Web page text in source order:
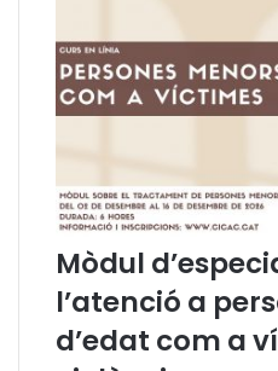
o
c
a
c
C
a
a
l
a
n
Mòdul
l’atenció a
d’edat com a